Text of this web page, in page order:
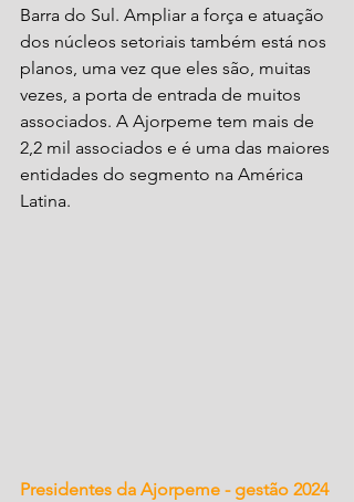
Barra do Sul. Ampliar a força e atuação
dos núcleos setoriais também está nos
planos, uma vez que eles são, muitas
vezes, a porta de entrada de muitos
associados. A Ajorpeme tem mais de
2,2 mil associados e é uma das maiores
entidades do segmento na América
Latina.
Presidentes da Ajorpeme - gestão 2024